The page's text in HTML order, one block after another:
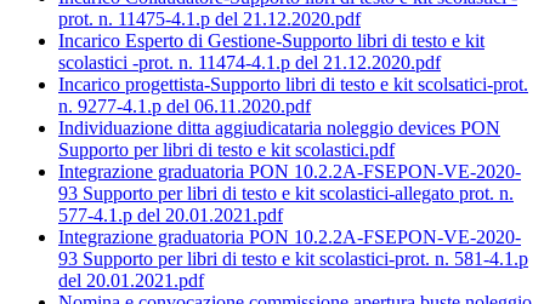
prot. n. 11475-4.1.p del 21.12.2020.pdf
Incarico Esperto di Gestione-Supporto libri di testo e kit
scolastici -prot. n. 11474-4.1.p del 21.12.2020.pdf
Incarico progettista-Supporto libri di testo e kit scolsatici-prot.
n. 9277-4.1.p del 06.11.2020.pdf
Individuazione ditta aggiudicataria noleggio devices PON
Supporto per libri di testo e kit scolastici.pdf
Integrazione graduatoria PON 10.2.2A-FSEPON-VE-2020-
93 Supporto per libri di testo e kit scolastici-allegato prot. n.
577-4.1.p del 20.01.2021.pdf
Integrazione graduatoria PON 10.2.2A-FSEPON-VE-2020-
93 Supporto per libri di testo e kit scolastici-prot. n. 581-4.1.p
del 20.01.2021.pdf